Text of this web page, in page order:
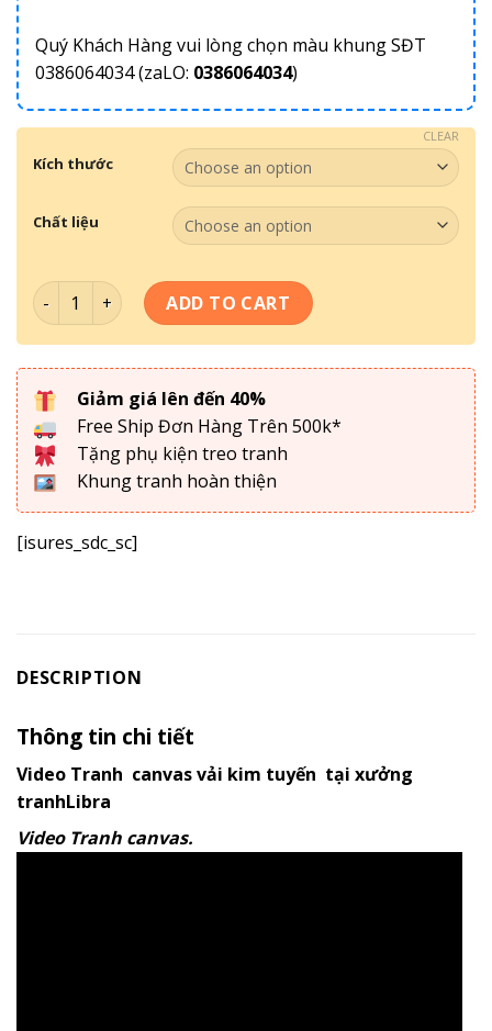
Quý Khách Hàng vui lòng chọn màu khung SĐT
0386064034 (zaLO: 0386064034)
Kích thước
Chất liệu
CLEAR
Tranh Treo Tường- Tranh Đồng Quê TDQ 052 quantity
ADD TO CART
Giảm giá lên đến 40%
Free Ship Đơn Hàng Trên 500k*
Tặng phụ kiện treo tranh
Khung tranh hoàn thiện
[isures_sdc_sc]
DESCRIPTION
Thông tin chi tiết
Video Tranh canvas vải kim tuyến tại xưởng
tranhLibra
Video Tranh canvas.